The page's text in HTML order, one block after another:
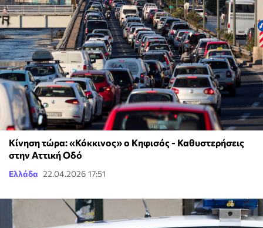
Κίνηση τώρα: «Κόκκινος» ο Κηφισός - Καθυστερήσεις
στην Αττική Οδό
Ελλάδα 22.04.2026 17:51